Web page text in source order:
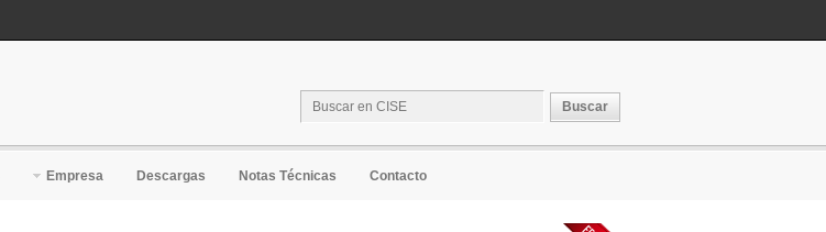
Empresa Descargas Notas Técnicas Contacto